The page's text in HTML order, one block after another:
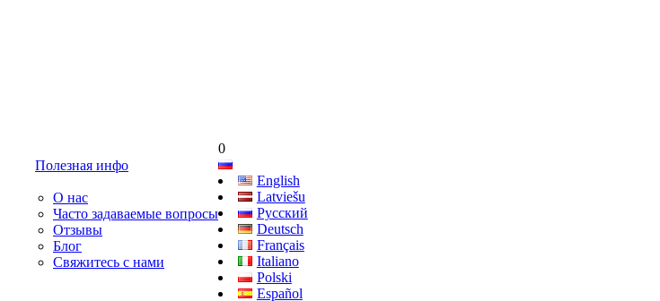
Полезная инфо
О нас
Часто задаваемые вопросы
Отзывы
Блог
Свяжитесь с нами
0
English
Latviešu
Русский
Deutsch
Français
Italiano
Polski
Español